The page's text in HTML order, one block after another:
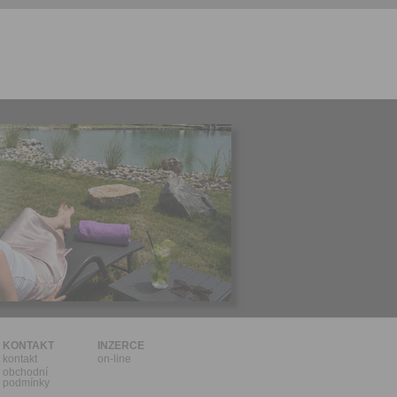
KONTAKT
kontakt
obchodní
podmínky
INZERCE
on-line
sdělení
v Praze.
let, nebo
pro tento
starší 16
s